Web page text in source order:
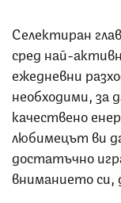
Селектиран
сред най-
ежедневни
необходими, за
качествено
любимецът ви
достатъчно
вниманието си,